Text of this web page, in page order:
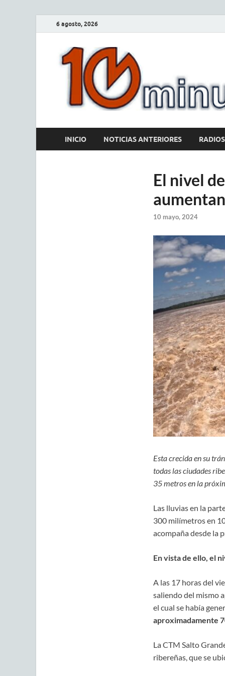
6 agosto, 2026
INICIO NOTICIAS ANTERIORES RADIOS
El nivel
10 mayo, 2024
Esta crecida en su
todas las ciudades
35 metros en la
Las lluvias en la
300 milímetros en
acompaña desde la
En vista de ello, el
A las 17 horas del
saliendo del mismo
el cual se había
aproximadamente
La CTM Salto
ribereñas, que se